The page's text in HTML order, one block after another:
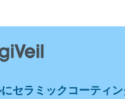
セラミックコーティ